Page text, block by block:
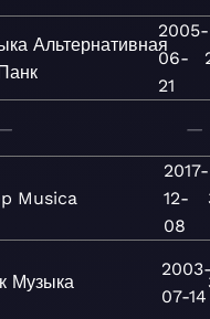
Альтернативная
2005-
06-
21
—
Musica
2017-
12-
08
Музыка
2003-
07-14